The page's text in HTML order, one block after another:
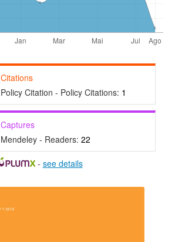
Citations
Policy Citation - Policy Citations: 1
Captures
Mendeley - Readers: 22
- see details